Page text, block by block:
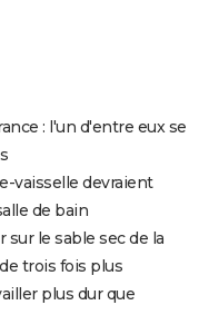
: l'un d'entre eux se
vaisselle devraient
de bain
sur le sable sec de la
trois fois plus
plus dur que